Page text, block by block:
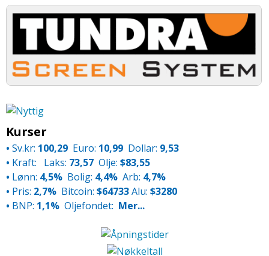
Kurser
• Sv.kr: 100,29 Euro: 10,99 Dollar: 9,53
• Kraft: Laks: 73,57 Olje: $83,55
• Lønn: 4,5% Bolig: 4,4% Arb: 4,7%
• Pris: 2,7% Bitcoin: $64733Alu: $3280
• BNP: 1,1% Oljefondet: Mer...